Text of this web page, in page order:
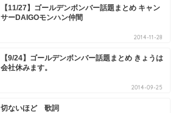
【11/27】ゴールデンボンバー話題まとめ キャン
サーDAIGOモンハン仲間
2014-11-28
【9/24】ゴールデンボンバー話題まとめ きょうは
会社休みます。
2014-09-25
切ないほど 歌詞